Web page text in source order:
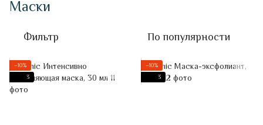
Маски
Фильтр По популярности
−10%
3
−10%
3